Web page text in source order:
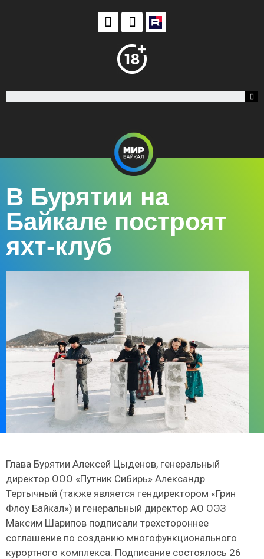
В Бурятии на
Байкале построят
яхт-клуб
Глава Бурятии Алексей Цыденов, генеральный
директор ООО «Путник Сибирь» Александр
Тертычный (также является гендиректором «Грин
Флоу Байкал») и генеральный директор АО ОЭЗ
Максим Шарипов подписали трехстороннее
соглашение по созданию многофункционального
курортного комплекса. Подписание состоялось 26